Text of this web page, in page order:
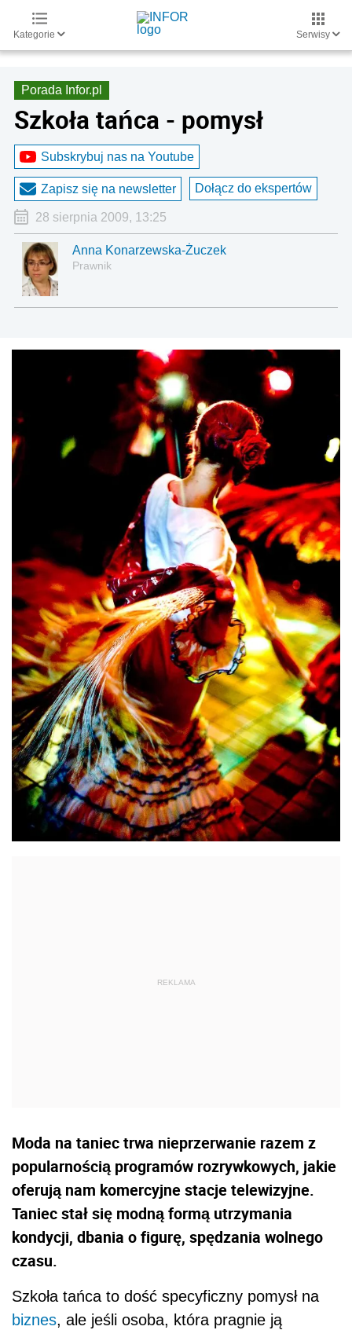
Kategorie Serwisy
Porada Infor.pl
Szkoła tańca - pomysł
Subskrybuj nas na Youtube
Zapisz się na newsletter Dołącz do ekspertów
28 sierpnia 2009, 13:25
Anna Konarzewska-Żuczek
Prawnik
Moda na taniec trwa nieprzerwanie razem z
popularnością programów rozrywkowych, jakie
oferują nam komercyjne stacje telewizyjne.
Taniec stał się modną formą utrzymania
kondycji, dbania o figurę, spędzania wolnego
czasu.
Szkoła tańca to dość specyficzny pomysł na
biznes, ale jeśli osoba, która pragnie ją